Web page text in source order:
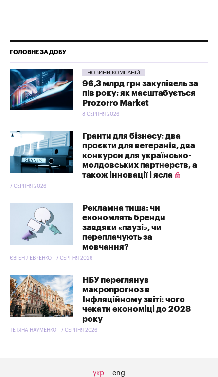
ГОЛОВНЕ ЗА ДОБУ
НОВИНИ КОМПАНІЙ
96,3 млрд грн закупівель за
пів року: як масштабується
Prozorro Market
8 СЕРПНЯ 2026
Гранти для бізнесу: два
проєкти для ветеранів, два
конкурси для українсько-
молдовських партнерств, а
також інновації і ясла
7 СЕРПНЯ 2026
Рекламна тиша: чи
економлять бренди
завдяки «паузі», чи
переплачують за
мовчання?
ЄВГЕН ЛЕВЧЕНКО - 7 СЕРПНЯ 2026
НБУ переглянув
макропрогноз в
Інфляційному звіті: чого
чекати економіці до 2028
року
ТЕТЯНА НАУМЕНКО - 7 СЕРПНЯ 2026
укр eng